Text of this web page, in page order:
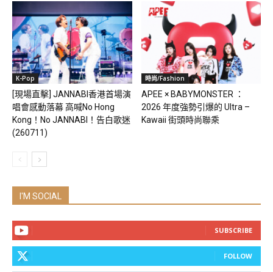
K-Pop
[現場直擊] JANNABI香港首場演
唱會感動落幕 高喊No Hong
Kong！No JANNABI！告白歌迷
(260711)
時尚/Fashion
APEE × BABYMONSTER ：
2026 年度強勢引爆的 Ultra –
Kawaii 街頭時尚聯乘
I'M SOCIAL
SUBSCRIBE
FOLLOW